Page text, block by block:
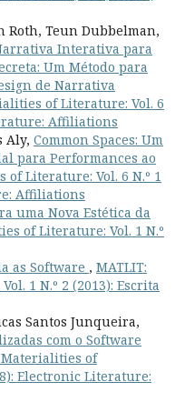
Teun Dubbelman,
Interativa para
Um Método para
de Narrativa
of Literature: Vol. 6
Affiliations
Aly, Common Spaces: Um
para Performances ao
of Literature: Vol. 6 N.º 1
Affiliations
uma Nova Estética da
of Literature: Vol. 1 N.º
as Software , MATLIT:
1 N.º 2 (2013): Escrita
Santos Junqueira,
com o Software
Materialities of
Electronic Literature: